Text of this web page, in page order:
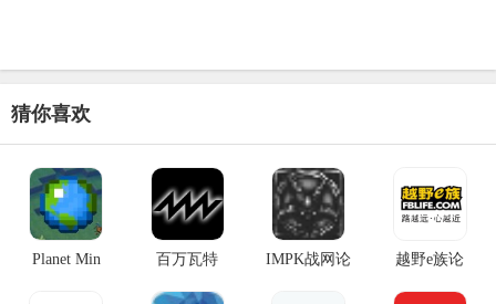
猜你喜欢
Planet Min 百万瓦特 IMPK战网论 越野e族论